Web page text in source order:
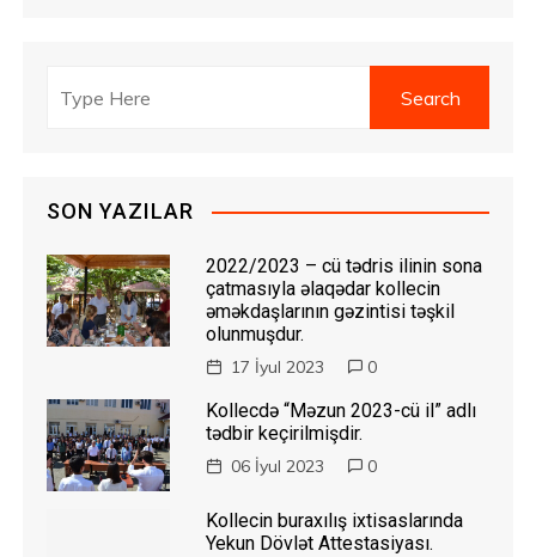
SON YAZILAR
2022/2023 – cü tədris ilinin sona
çatmasıyla əlaqədar kollecin
əməkdaşlarının gəzintisi təşkil
olunmuşdur.
17 İyul 2023 0
Kollecdə “Məzun 2023-cü il” adlı
tədbir keçirilmişdir.
06 İyul 2023 0
Kollecin buraxılış ixtisaslarında
Yekun Dövlət Attestasiyası.